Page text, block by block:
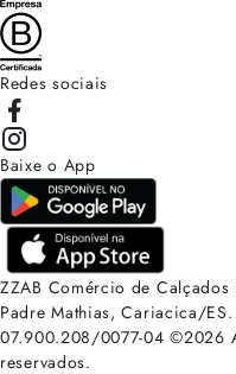
Redes sociais
Baixe o App
ZZAB Comércio de
Padre Mathias, Cariacica/
07.900.208/0077-04 ©2026
reservados.